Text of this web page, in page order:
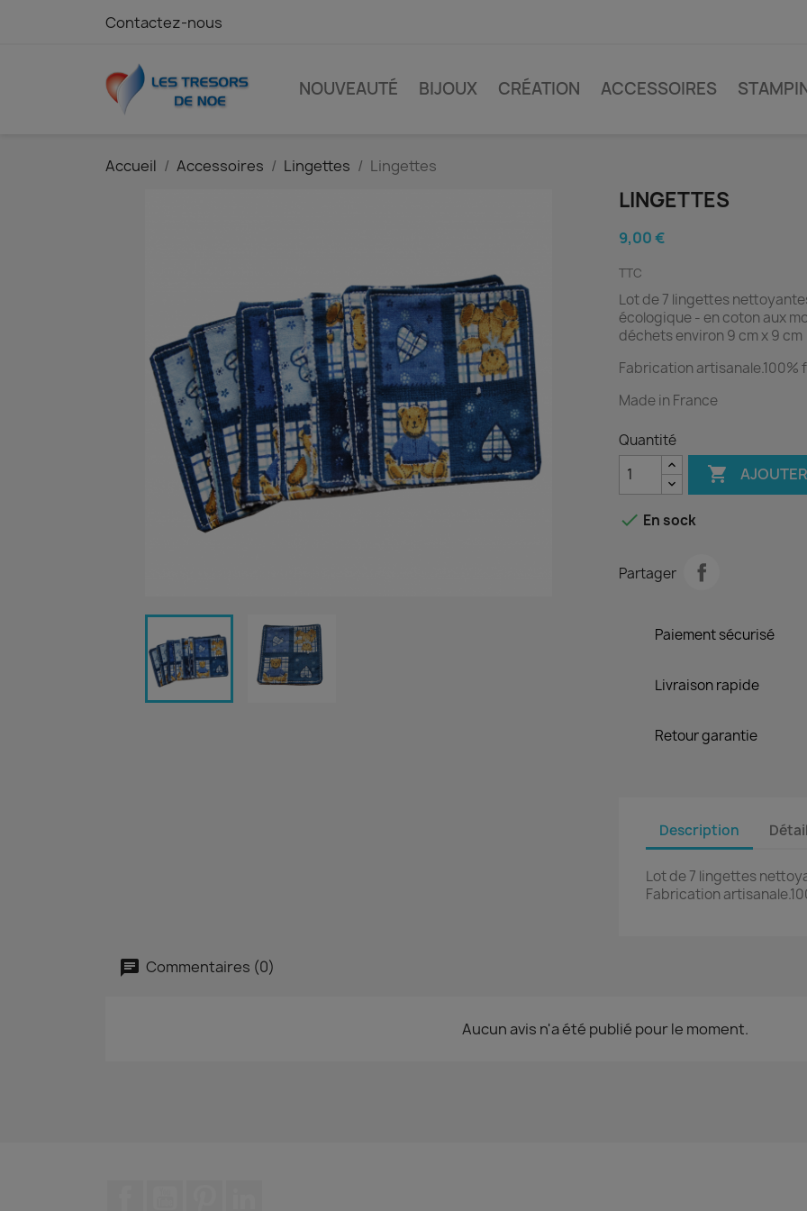
Contactez-nous
NOUVEAUTÉ BIJOUX CRÉATION ACCESSOIRES
Accueil Accessoires Lingettes Lingettes
LINGETTES
9,00 €
TTC
Lot de 7 lingettes
écologique - en coton aux
déchets environ 9 cm x 9 cm
Fabrication artisanale.100%
Made in France
Quantité

 En sock
Partager
Paiement sécurisé
Livraison rapide
Retour garantie
Description
Lot de 7 lingettes
Fabrication
Commentaires (0)
Aucun avis n'a été publié pour le moment.